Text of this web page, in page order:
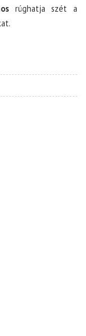
rúghatja szét a